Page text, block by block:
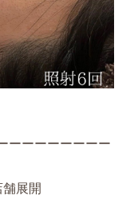
ーーーーーーーー
舗展開